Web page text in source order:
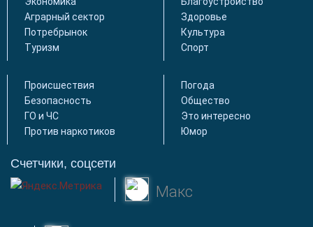
Аграрный сектор
Потребрынок
Туризм
Здоровье
Культура
Спорт
Происшествия
Безопасность
ГО и ЧС
Против наркотиков
Погода
Общество
Это интересно
Юмор
Счетчики, соцсети
Макс